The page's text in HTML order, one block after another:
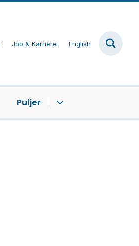
Job & Karriere English
Puljer